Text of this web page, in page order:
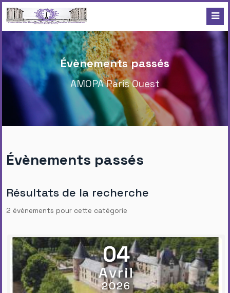
Évènements passés
AMOPA Paris Ouest
Évènements passés
Résultats de la recherche
2 évènements pour cette catégorie
04
Avril
2026